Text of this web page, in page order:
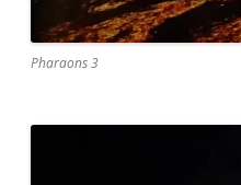
Pharaons 3